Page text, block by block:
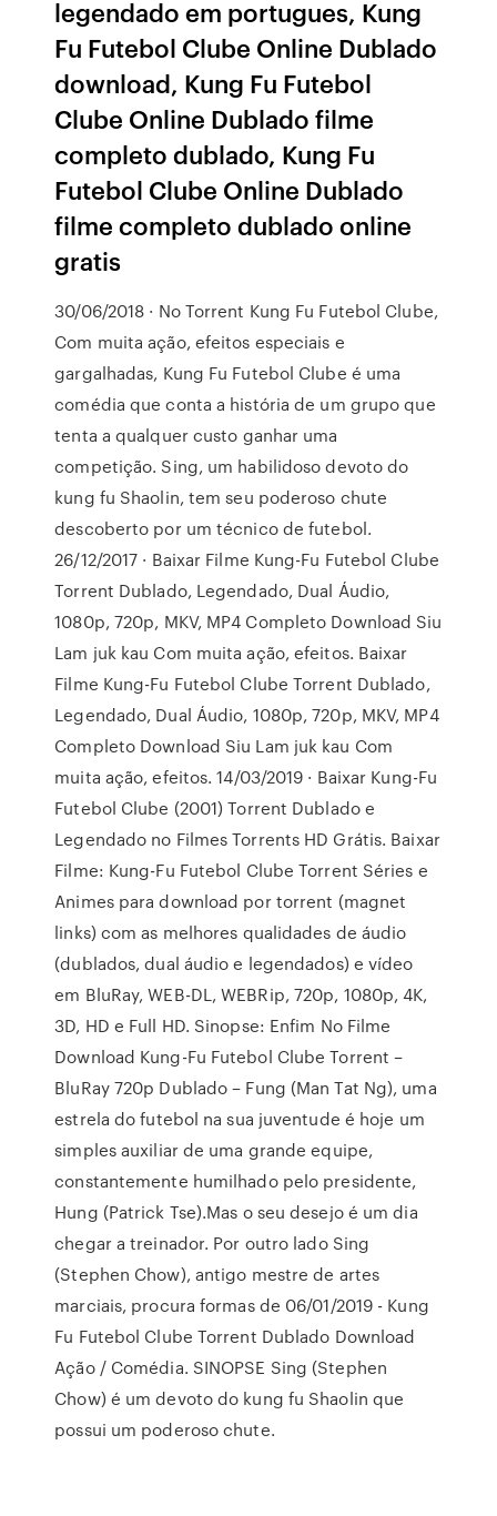
legendado em portugues, Kung
Fu Futebol Clube Online Dublado
download, Kung Fu Futebol
Clube Online Dublado filme
completo dublado, Kung Fu
Futebol Clube Online Dublado
filme completo dublado online
gratis
30/06/2018 · No Torrent Kung Fu Futebol Clube,
Com muita ação, efeitos especiais e
gargalhadas, Kung Fu Futebol Clube é uma
comédia que conta a história de um grupo que
tenta a qualquer custo ganhar uma
competição. Sing, um habilidoso devoto do
kung fu Shaolin, tem seu poderoso chute
descoberto por um técnico de futebol.
26/12/2017 · Baixar Filme Kung-Fu Futebol Clube
Torrent Dublado, Legendado, Dual Áudio,
1080p, 720p, MKV, MP4 Completo Download Siu
Lam juk kau Com muita ação, efeitos. Baixar
Filme Kung-Fu Futebol Clube Torrent Dublado,
Legendado, Dual Áudio, 1080p, 720p, MKV, MP4
Completo Download Siu Lam juk kau Com
muita ação, efeitos. 14/03/2019 · Baixar Kung-Fu
Futebol Clube (2001) Torrent Dublado e
Legendado no Filmes Torrents HD Grátis. Baixar
Filme: Kung-Fu Futebol Clube Torrent Séries e
Animes para download por torrent (magnet
links) com as melhores qualidades de áudio
(dublados, dual áudio e legendados) e vídeo
em BluRay, WEB-DL, WEBRip, 720p, 1080p, 4K,
3D, HD e Full HD. Sinopse: Enfim No Filme
Download Kung-Fu Futebol Clube Torrent –
BluRay 720p Dublado – Fung (Man Tat Ng), uma
estrela do futebol na sua juventude é hoje um
simples auxiliar de uma grande equipe,
constantemente humilhado pelo presidente,
Hung (Patrick Tse).Mas o seu desejo é um dia
chegar a treinador. Por outro lado Sing
(Stephen Chow), antigo mestre de artes
marciais, procura formas de 06/01/2019 - Kung
Fu Futebol Clube Torrent Dublado Download
Ação / Comédia. SINOPSE Sing (Stephen
Chow) é um devoto do kung fu Shaolin que
possui um poderoso chute.